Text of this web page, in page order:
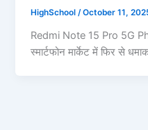
HighSchool/October 11,
Redmi Note 15 Pro 5G
स्मार्टफोन मार्केट में फिर से